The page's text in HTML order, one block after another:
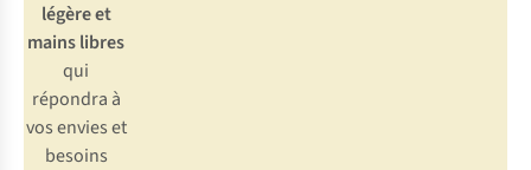
légère et
mains libres
qui
répondra à
vos envies et
besoins